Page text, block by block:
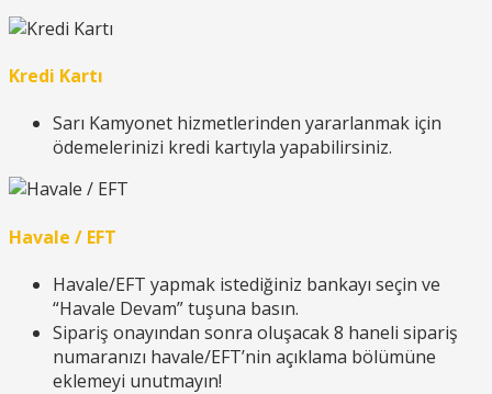
Kredi Kartı
Sarı Kamyonet hizmetlerinden yararlanmak için
ödemelerinizi kredi kartıyla yapabilirsiniz.
Havale / EFT
Havale/EFT yapmak istediğiniz bankayı seçin ve
“Havale Devam” tuşuna basın.
Sipariş onayından sonra oluşacak 8 haneli sipariş
numaranızı havale/EFT’nin açıklama bölümüne
eklemeyi unutmayın!